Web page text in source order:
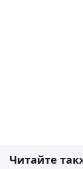
Читайте